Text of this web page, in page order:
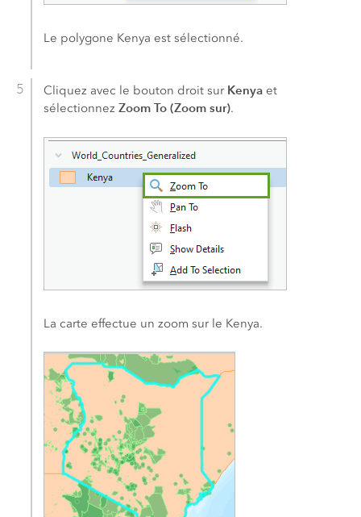
Le polygone Kenya est sélectionné.
Cliquez avec le bouton droit sur Kenya et
sélectionnezZoom To (Zoom sur).
La carte effectue un zoom sur le Kenya.